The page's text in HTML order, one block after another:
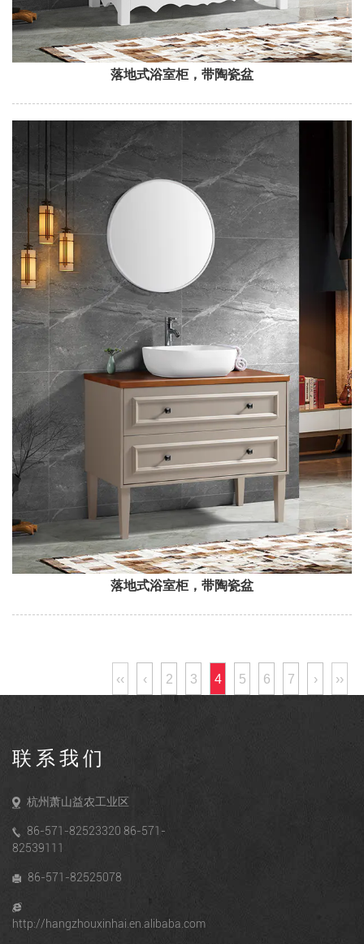
落地式浴室柜，带陶瓷盆
落地式浴室柜，带陶瓷盆
‹‹ ‹ 2 3 4 5 6 7 › ››
联系我们
杭州萧山益农工业区
86-571-82523320 86-571-
82539111
86-571-82525078
http://hangzhouxinhai.en.alibaba.com